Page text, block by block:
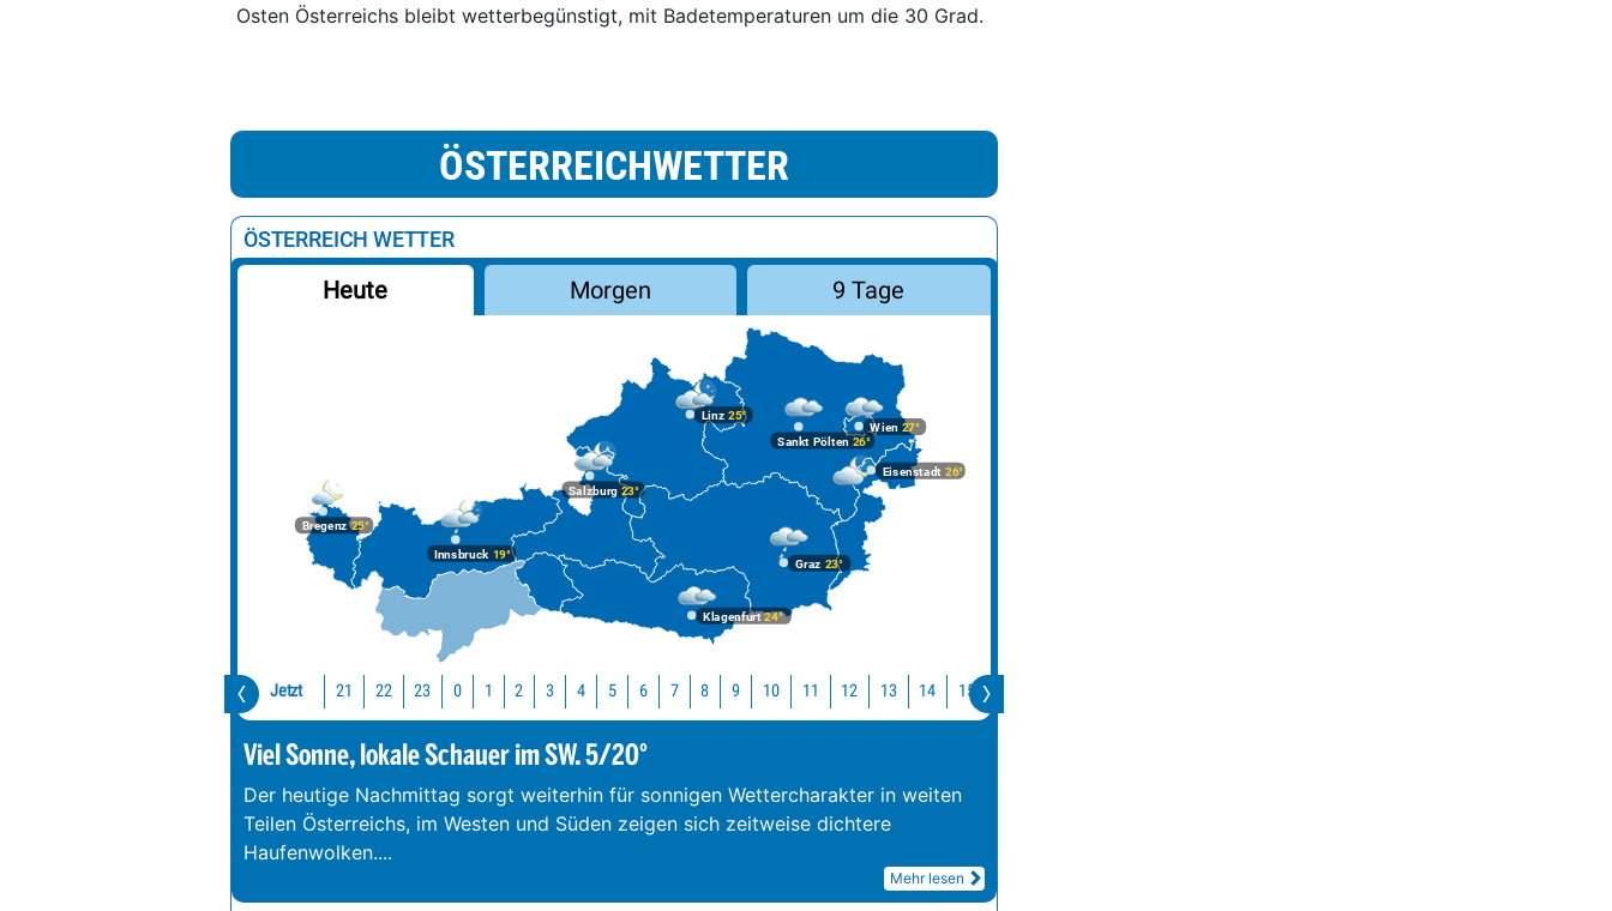
Osten Österreichs bleibt wetterbegünstigt, mit Badetemperaturen um die 30 Grad.
ÖSTERREICHWETTER
ÖSTERREICH WETTER
Heute Morgen 9 Tage
Bregenz25°
Graz 23°
Innsbruck19°
Klagenfurt24°
Linz 25°
Salzburg23°
Wien 27°
Eisenstadt 26°
Sankt Pölten 26°
Jetzt 21 22 23 0 1 2 3 4 5 6 7 8 9 10 11 12 13 14 15
Viel Sonne, lokale Schauer im SW. 5/20°
Der heutige Nachmittag sorgt weiterhin für sonnigen Wettercharakter in weiten
Teilen Österreichs, im Westen und Süden zeigen sich zeitweise dichtere
Haufenwolken....
Mehr lesen